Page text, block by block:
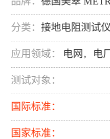
分类：接地电阻测试仪
应用领域： 电网 ， 电
测试对象：
国际标准：
国家标准：